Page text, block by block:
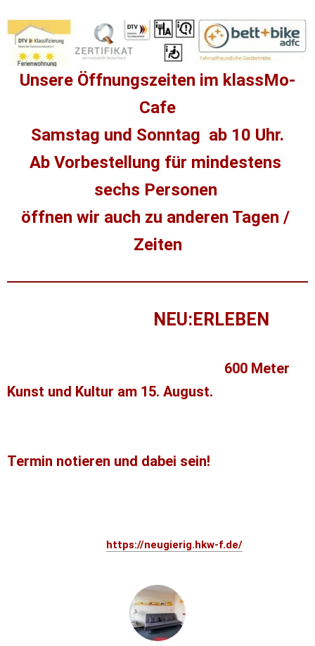
Unsere Öffnungszeiten im klassMo-
Cafe
Samstag und Sonntag  ab 10 Uhr.
Ab Vorbestellung für mindestens
sechs Personen
öffnen wir auch zu anderen Tagen /
Zeiten
NEU:ERLEBEN
600 Meter
Kunst und Kultur am 15. August.
Termin notieren und dabei sein!
https://neugierig.hkw-f.de/